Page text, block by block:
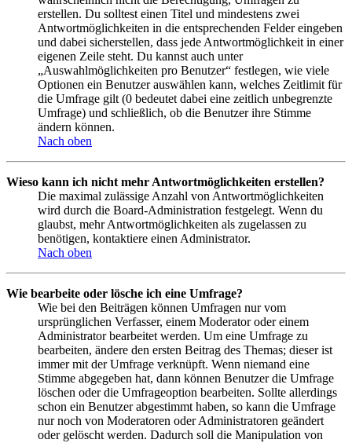
erstellen. Du solltest einen Titel und mindestens zwei
Antwortmöglichkeiten in die entsprechenden Felder eingeben
und dabei sicherstellen, dass jede Antwortmöglichkeit in einer
eigenen Zeile steht. Du kannst auch unter
„Auswahlmöglichkeiten pro Benutzer“ festlegen, wie viele
Optionen ein Benutzer auswählen kann, welches Zeitlimit für
die Umfrage gilt (0 bedeutet dabei eine zeitlich unbegrenzte
Umfrage) und schließlich, ob die Benutzer ihre Stimme
ändern können.
Nach oben
Wieso kann ich nicht mehr Antwortmöglichkeiten erstellen?
Die maximal zulässige Anzahl von Antwortmöglichkeiten
wird durch die Board-Administration festgelegt. Wenn du
glaubst, mehr Antwortmöglichkeiten als zugelassen zu
benötigen, kontaktiere einen Administrator.
Nach oben
Wie bearbeite oder lösche ich eine Umfrage?
Wie bei den Beiträgen können Umfragen nur vom
ursprünglichen Verfasser, einem Moderator oder einem
Administrator bearbeitet werden. Um eine Umfrage zu
bearbeiten, ändere den ersten Beitrag des Themas; dieser ist
immer mit der Umfrage verknüpft. Wenn niemand eine
Stimme abgegeben hat, dann können Benutzer die Umfrage
löschen oder die Umfrageoption bearbeiten. Sollte allerdings
schon ein Benutzer abgestimmt haben, so kann die Umfrage
nur noch von Moderatoren oder Administratoren geändert
oder gelöscht werden. Dadurch soll die Manipulation von